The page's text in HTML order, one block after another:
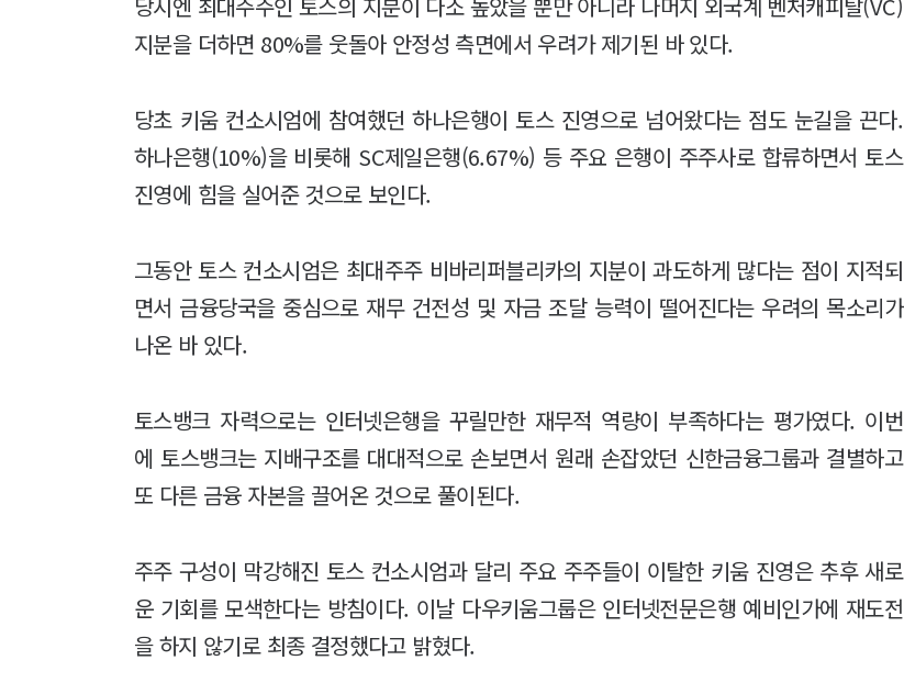
지분을 더하면 80%를 웃돌아 안정성 측면에서 우려가 제기된 바 있다.
당초 키움 컨소시엄에 참여했던 하나은행이 토스 진영으로 넘어왔다는 점도 눈길을 끈다.
하나은행(10%)을 비롯해 SC제일은행(6.67%) 등 주요 은행이 주주사로 합류하면서 토스
진영에 힘을 실어준 것으로 보인다.
그동안 토스 컨소시엄은 최대주주 비바리퍼블리카의 지분이 과도하게 많다는 점이 지적되
면서 금융당국을 중심으로 재무 건전성 및 자금 조달 능력이 떨어진다는 우려의 목소리가
나온 바 있다.
토스뱅크 자력으로는 인터넷은행을 꾸릴만한 재무적 역량이 부족하다는 평가였다. 이번
에 토스뱅크는 지배구조를 대대적으로 손보면서 원래 손잡았던 신한금융그룹과 결별하고
또 다른 금융 자본을 끌어온 것으로 풀이된다.
주주 구성이 막강해진 토스 컨소시엄과 달리 주요 주주들이 이탈한 키움 진영은 추후 새로
운 기회를 모색한다는 방침이다. 이날 다우키움그룹은 인터넷전문은행 예비인가에 재도전
을 하지 않기로 최종 결정했다고 밝혔다.